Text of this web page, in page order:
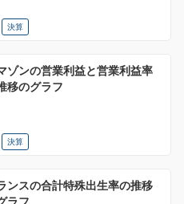
決算
ゾンの営業利益と営業利益率
移のグラフ
決算
ンスの合計特殊出生率の推移
ラフ